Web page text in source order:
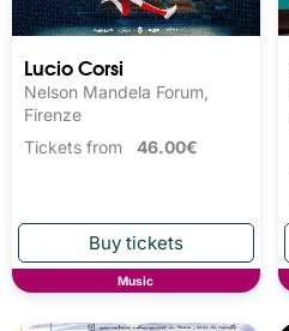
Lucio Corsi
Nelson Mandela Forum,
Firenze
Tickets from 46.00€
Music